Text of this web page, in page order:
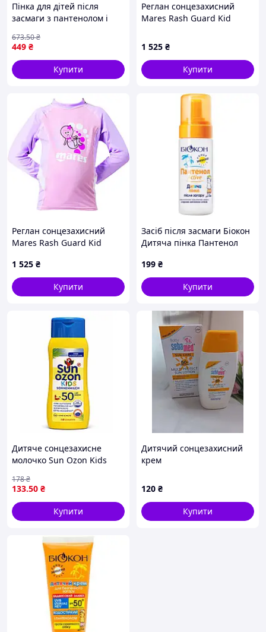
Пінка для дітей після
засмаги з пантенолом і
зволоження і відновлення
шкіри FLAME
449 ₴
673.50₴
Купити
Реглан сонцезахисний
Mares Rash Guard Kid
зелений)
1 525 ₴
Купити
Реглан сонцезахисний
Mares Rash Guard Kid
1 525 ₴
Купити
Засіб після засмаги Біокон
Дитяча пінка Пантенол
(4820008318398)
199 ₴
Купити
Дитяче сонцезахисне
молочко Sun Ozon Kids
133.50 ₴
178₴
Купити
Дитячий сонцезахисний
крем
120 ₴
Купити